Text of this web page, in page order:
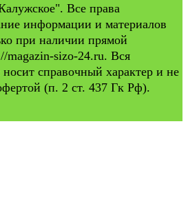
Все права
информации и материалов
при наличии прямой
magazin-sizo-24.ru. Вся
справочный характер и не
(п. 2 ст. 437 Гк Рф).